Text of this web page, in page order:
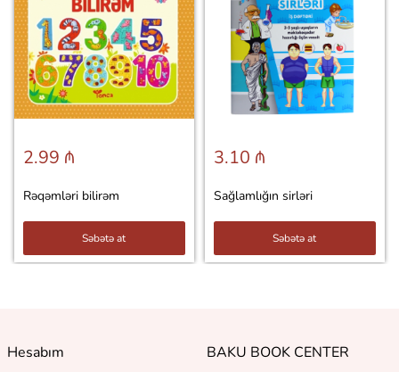
2.99 ₼
Rəqəmləri bilirəm
Səbətə at
3.10 ₼
Sağlamlığın sirləri
Səbətə at
Hesabım
BAKU BOOK CENTER